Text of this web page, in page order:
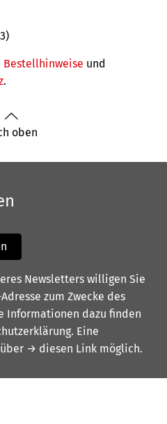
Bestellhinweise und
.
oben
Newsletters willigen Sie
zum Zwecke des
Informationen dazu finden
. Eine
→ diesen Link möglich.